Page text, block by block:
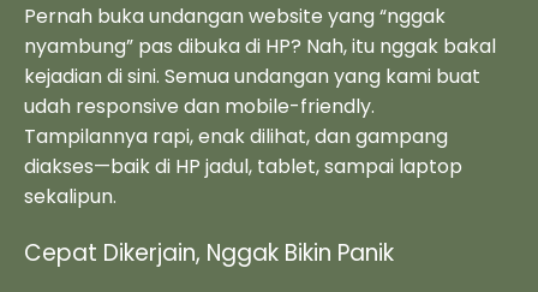
Pernah buka undangan website yang “nggak
nyambung” pas dibuka di HP? Nah, itu nggak bakal
kejadian di sini. Semua undangan yang kami buat
udah responsive dan mobile-friendly.
Tampilannya rapi, enak dilihat, dan gampang
diakses—baik di HP jadul, tablet, sampai laptop
sekalipun.
Cepat Dikerjain, Nggak Bikin Panik